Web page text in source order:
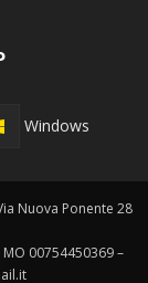
Windows
Nuova Ponente 28
MO 00754450369 –